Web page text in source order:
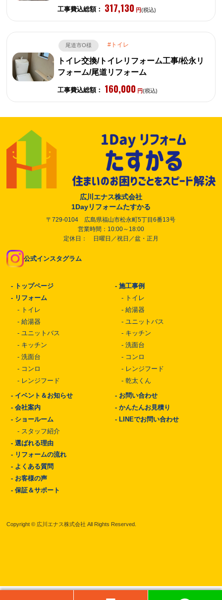
工事費込総額： 317,130 円(税込)
尾道市O様 トイレ
トイレ交換/トイレリフォーム工事/松永リ
フォーム/尾道リフォーム
工事費込総額： 160,000 円(税込)
広川エナス株式会社
1Dayリフォームたすかる
〒729-0104 広島県福山市松永町5丁目6番13号
営業時間：10:00～18:00
定休日： 日曜日／祝日／盆・正月
公式インスタグラム
- トップページ
- リフォーム
- トイレ
- 給湯器
- ユニットバス
- キッチン
- 洗面台
- コンロ
- レンジフード
-施工事例
- トイレ
-給湯器
- ユニットバス
- キッチン
-洗面台
- コンロ
- レンジフード
-乾太くん
- イベント＆お知らせ
- 会社案内
- ショールーム
- スタッフ紹介
- 選ばれる理由
- リフォームの流れ
- よくある質問
- お客様の声
- 保証＆サポート
- お問い合わせ
-かんたんお見積り
- LINEでお問い合わせ
Copyright © 広川エナス株式会社 All Rights Reserved.